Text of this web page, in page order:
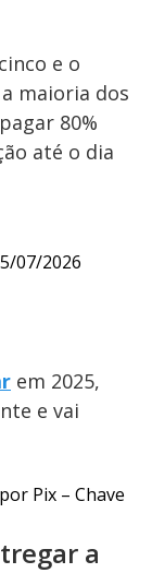
e o
maioria dos
80%
até o dia
07/2026
em 2025,
e vai
Pix – Chave
a